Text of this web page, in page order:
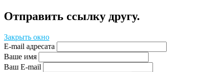
Отправить ссылку другу.
Закрыть окно
E-mail адресата
Ваше имя
Ваш E-mail